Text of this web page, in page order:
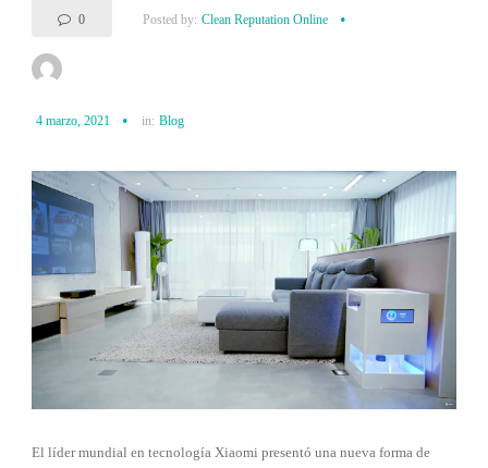
0 Posted by: Clean Reputation Online
4 marzo, 2021 in: Blog
El líder mundial en tecnología Xiaomi presentó una nueva forma de